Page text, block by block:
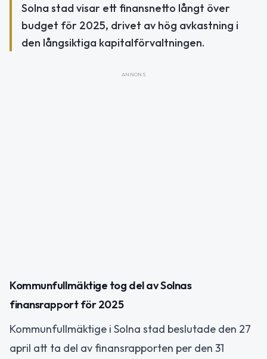
Solna stad visar ett finansnetto långt över
budget för 2025, drivet av hög avkastning i
den långsiktiga kapitalförvaltningen.
ANNONS
Kommunfullmäktige tog del av Solnas
finansrapport för 2025
Kommunfullmäktige i Solna stad beslutade den 27
april att ta del av finansrapporten per den 31